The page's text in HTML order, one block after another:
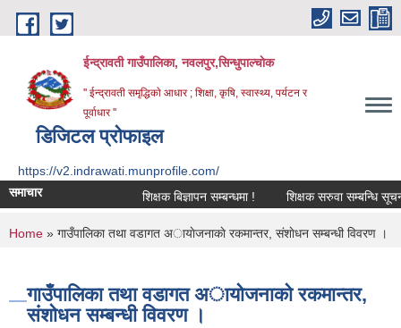
Skip to main content
ईन्द्रावती गाउँपालिका, नवलपुर,सिन्धुपाल्चाेक
'' ईन्द्रावती समृद्धिकाे आधार ; शिक्षा, कृषि, स्वास्थ्य, पर्यटन र
पूर्वाधार ''
डिजिटल प्रोफाइल
https://v2.indrawati.munprofile.com/
समाचार
शिक्षक बिज्ञापन सम्बन्धमा ! शिक्षक सरुवा सम्बन्धि सूचना !
You are here
Home » गाउँपालिका तथा वडागत अायाेजनाकाे रकमान्तर, संशाेधन सम्बन्धी विवरण ।
गाउँपालिका तथा वडागत अायाेजनाकाे रकमान्तर,
संशाेधन सम्बन्धी विवरण ।